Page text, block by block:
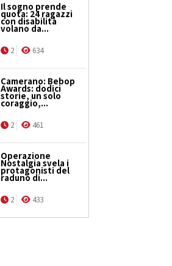
Il sogno prende
quota: 24 ragazzi
con disabilità
volano da...
2 634
Camerano: Bebop
Awards: dodici
storie, un solo
coraggio,...
2 461
Operazione
Nostalgia svela i
protagonisti del
raduno di...
2 433